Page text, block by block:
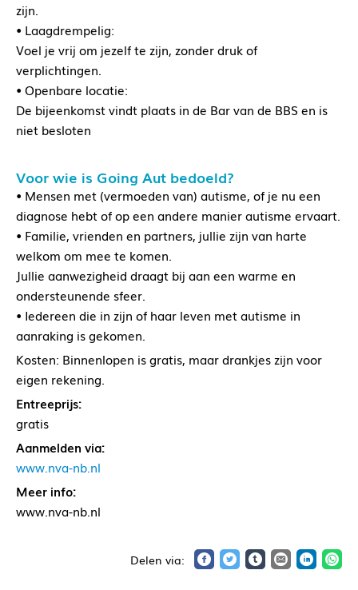
zijn.
• Laagdrempelig:
Voel je vrij om jezelf te zijn, zonder druk of
verplichtingen.
• Openbare locatie:
De bijeenkomst vindt plaats in de Bar van de BBS en is
niet besloten
Voor wie is Going Aut bedoeld?
• Mensen met (vermoeden van) autisme, of je nu een
diagnose hebt of op een andere manier autisme ervaart.
• Familie, vrienden en partners, jullie zijn van harte
welkom om mee te komen.
Jullie aanwezigheid draagt bij aan een warme en
ondersteunende sfeer.
• Iedereen die in zijn of haar leven met autisme in
aanraking is gekomen.
Kosten: Binnenlopen is gratis, maar drankjes zijn voor
eigen rekening.
Entreeprijs:
gratis
Aanmelden via:
www.nva-nb.nl
Meer info:
www.nva-nb.nl